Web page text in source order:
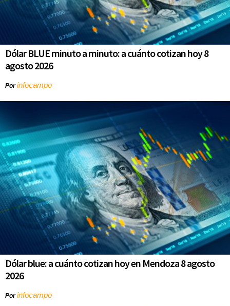
Dólar BLUE minuto a minuto: a cuánto cotizan hoy 8
agosto 2026
Porinfocampo
Dólar blue: a cuánto cotizan hoy en Mendoza 8 agosto
2026
Porinfocampo